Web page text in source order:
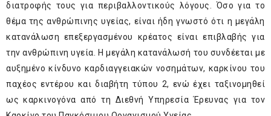
διατροφής τους για περιβαλλοντικούς λόγους. Όσο για το
θέμα της ανθρώπινης υγείας, είναι ήδη γνωστό ότι η μεγάλη
κατανάλωση επεξεργασμένου κρέατος είναι επιβλαβής για
την ανθρώπινη υγεία. Η μεγάλη κατανάλωσή του συνδέεται με
αυξημένο κίνδυνο καρδιαγγειακών νοσημάτων, καρκίνου του
παχέος εντέρου και διαβήτη τύπου 2, ενώ έχει ταξινομηθεί
ως καρκινογόνα από τη Διεθνή Υπηρεσία Έρευνας για τον